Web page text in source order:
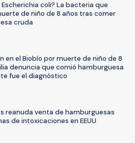
Escherichia coli? La bacteria que
de niño de 8 años tras comer
cruda
en el Biobío por muerte de niño de 8
denuncia que comió hamburguesa
fue el diagnóstico
reanuda venta de hamburguesas
de intoxicaciones en EEUU